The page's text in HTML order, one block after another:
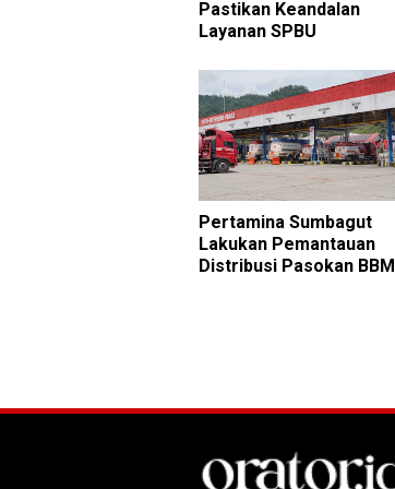
Pastikan Keandalan
Layanan SPBU
Pertamina Sumbagut
Lakukan Pemantauan
Distribusi Pasokan BBM